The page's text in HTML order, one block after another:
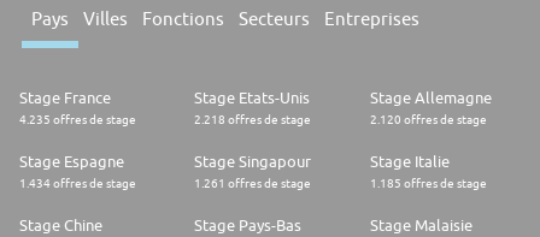
Pays Villes Fonctions Secteurs Entreprises
Stage France
4.235 offres de stage
Stage Etats-Unis
2.218 offres de stage
Stage Allemagne
2.120 offres de stage
Stage Espagne
1.434 offres de stage
Stage Singapour
1.261 offres de stage
Stage Italie
1.185 offres de stage
Stage Chine Stage Pays-Bas Stage Malaisie